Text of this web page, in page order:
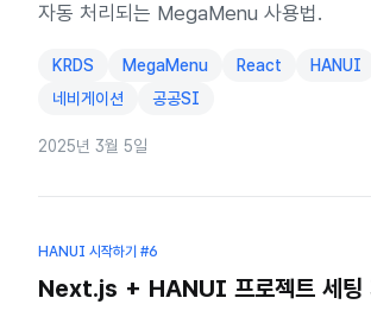
자동 처리되는 MegaMenu 사용법.
KRDS MegaMenu React HANUI
네비게이션
공공SI
2025년 3월 5일
HANUI 시작하기 #6
Next.js + HANUI 프로젝트 세팅